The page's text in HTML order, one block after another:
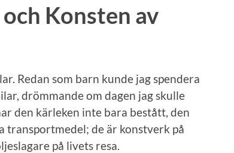
Konsten av
Redan som barn kunde jag spendera
drömmande om dagen jag skulle
den kärleken inte bara bestått, den
transportmedel; de är konstverk på
på livets resa.